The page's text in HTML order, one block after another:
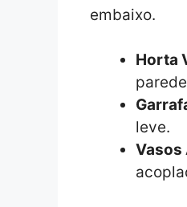
embaixo.
Horta
leve.